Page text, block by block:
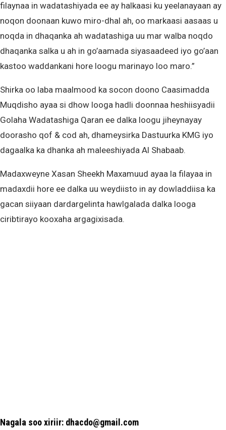
filaynaa in wadatashiyada ee ay halkaasi ku yeelanayaan ay
noqon doonaan kuwo miro-dhal ah, oo markaasi aasaas u
noqda in dhaqanka ah wadatashiga uu mar walba noqdo
dhaqanka salka u ah in go’aamada siyasaadeed iyo go’aan
kastoo waddankani hore loogu marinayo loo maro.”
Shirka oo laba maalmood ka socon doono Caasimadda
Muqdisho ayaa si dhow looga hadli doonnaa heshiisyadii
Golaha Wadatashiga Qaran ee dalka loogu jiheynayay
doorasho qof & cod ah, dhameysirka Dastuurka KMG iyo
dagaalka ka dhanka ah maleeshiyada Al Shabaab.
Madaxweyne Xasan Sheekh Maxamuud ayaa la filayaa in
madaxdii hore ee dalka uu weydiisto in ay dowladdiisa ka
gacan siiyaan dardargelinta hawlgalada dalka looga
ciribtirayo kooxaha argagixisada.
Nagala soo xiriir: dhacdo@gmail.com